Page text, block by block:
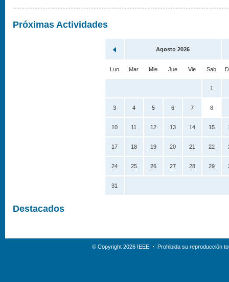
Próximas Actividades
Agosto 2026
Lun Mar Mie Jue Vie Sab
1
3 4 5 6 7 8
10 11 12 13 14 15
17 18 19 20 21 22
24 25 26 27 28 29
31
Destacados
© Copyright 2026 IEEE Prohibida su reproducción